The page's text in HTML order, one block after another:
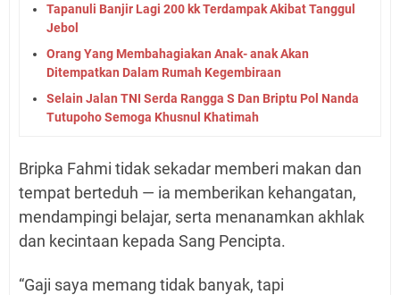
Tapanuli Banjir Lagi 200 kk Terdampak Akibat Tanggul
Jebol
Orang Yang Membahagiakan Anak- anak Akan
Ditempatkan Dalam Rumah Kegembiraan
Selain Jalan TNI Serda Rangga S Dan Briptu Pol Nanda
Tutupoho Semoga Khusnul Khatimah
Bripka Fahmi tidak sekadar memberi makan dan
tempat berteduh — ia memberikan kehangatan,
mendampingi belajar, serta menanamkan akhlak
dan kecintaan kepada Sang Pencipta.
“Gaji saya memang tidak banyak, tapi